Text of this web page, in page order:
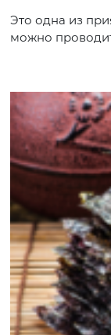
Это одна из
можно